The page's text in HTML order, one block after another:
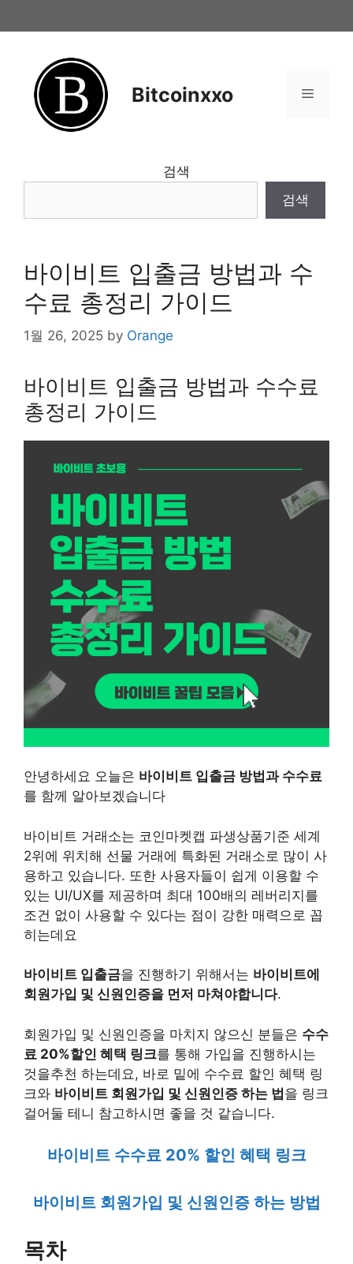
to
Bitcoinxxo Menu
검색
검색
바이비트 입출금 방법과 수
수료 총정리 가이드
1월 26, 2025 by Orange
바이비트 입출금 방법과 수수료
총정리 가이드
안녕하세요 오늘은 바이비트 입출금 방법과 수수료
를 함께 알아보겠습니다
바이비트 거래소는 코인마켓캡 파생상품기준 세계
2위에 위치해 선물 거래에 특화된 거래소로 많이 사
용하고 있습니다. 또한 사용자들이 쉽게 이용할 수
있는 UI/UX를 제공하며 최대 100배의 레버리지를
조건 없이 사용할 수 있다는 점이 강한 매력으로 꼽
히는데요
바이비트 입출금을 진행하기 위해서는 바이비트에
회원가입 및 신원인증을 먼저 마쳐야합니다.
회원가입 및 신원인증을 마치지 않으신 분들은 수수
료 20%할인 혜택 링크를 통해 가입을 진행하시는
것을추천 하는데요, 바로 밑에 수수료 할인 혜택 링
크와 바이비트 회원가입 및 신원인증 하는 법을 링크
걸어둘 테니 참고하시면 좋을 것 같습니다.
바이비트 수수료 20% 할인 혜택 링크
바이비트 회원가입 및 신원인증 하는 방법
목차